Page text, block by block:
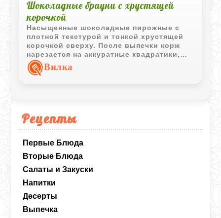
Рецепты
Первые Блюда
Вторые Блюда
Салаты и Закуски
Напитки
Десерты
Выпечка
Шоколадные брауни с хрустящей
корочкой
Насыщенные шоколадные пирожные с
плотной текстурой и тонкой хрустящей
корочкой сверху. После выпечки корж
нарезается на аккуратные квадратики,
которые отлично подходят к чаю или
кофе.Вилка